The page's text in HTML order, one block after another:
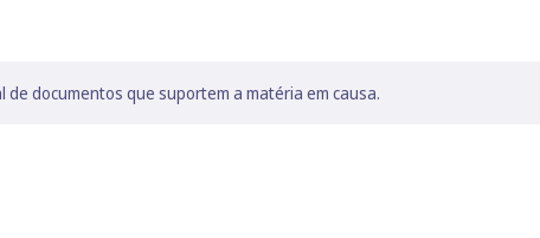
documentos que suportem a matéria em causa.